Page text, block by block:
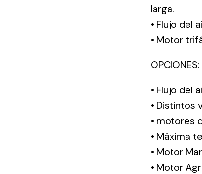
larga.
• Flujo del
• Motor
OPCIONES:
• Flujo del
• Distintos
• motores
• Máxima
• Motor
• Motor